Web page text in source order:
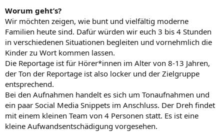
Worum geht’s?
Wir möchten zeigen, wie bunt und vielfältig moderne
Familien heute sind. Dafür würden wir euch 3 bis 4 Stunden
in verschiedenen Situationen begleiten und vornehmlich die
Kinder zu Wort kommen lassen.
Die Reportage ist für Hörer*innen im Alter von 8-13 Jahren,
der Ton der Reportage ist also locker und der Zielgruppe
entsprechend.
Bei den Aufnahmen handelt es sich um Tonaufnahmen und
ein paar Social Media Snippets im Anschluss. Der Dreh findet
mit einem kleinen Team von 4 Personen statt. Es ist eine
kleine Aufwandsentschädigung vorgesehen.